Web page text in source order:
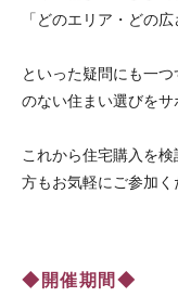
「どのエリア・どの
といった疑問にも一
のない住まい選びをサ
これから住宅購入を
方もお気軽にご参加く
◆開催期間◆